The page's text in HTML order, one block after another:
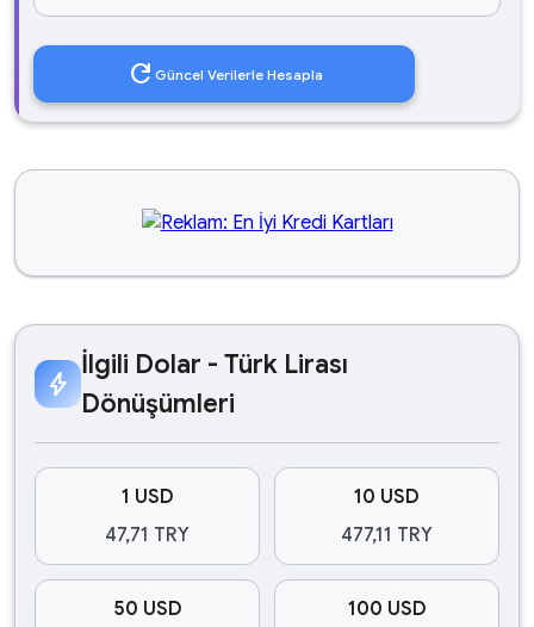
refresh Güncel Verilerle Hesapla
bolt
İlgili Dolar - Türk Lirası
Dönüşümleri
1 USD
47,71 TRY
10 USD
477,11 TRY
50 USD
100 USD